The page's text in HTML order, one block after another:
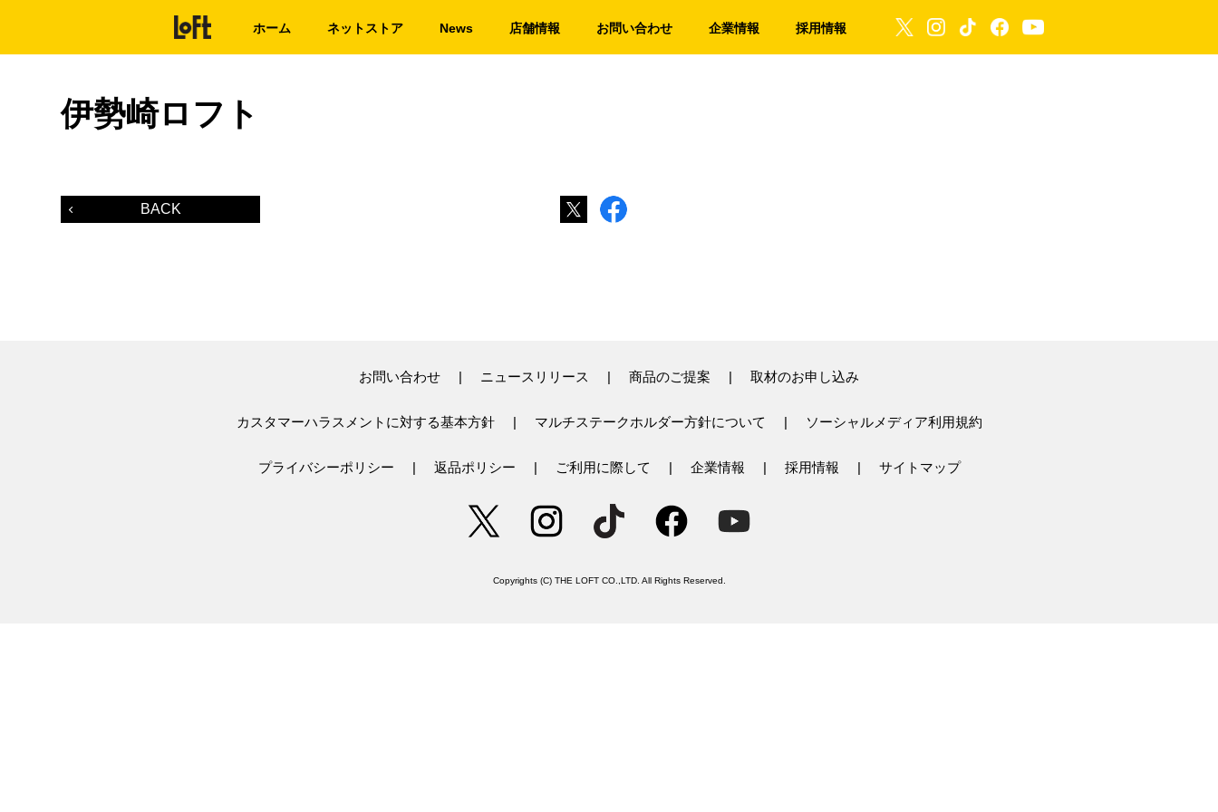
ホーム ネットストア News 店舗情報 お問い合わせ 企業情報 採用情報
伊勢崎ロフト
BACK
お問い合わせ ニュースリリース 商品のご提案 取材のお申し込み
カスタマーハラスメントに対する基本方針 マルチステークホルダー方針について ソーシャルメディア利用規約
プライバシーポリシー 返品ポリシー ご利用に際して 企業情報 採用情報 サイトマップ
Copyrights (C) THE LOFT CO.,LTD. All Rights Reserved.